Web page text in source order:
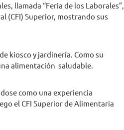
llamada “Feria de los Laborales”,
(CFI) Superior, mostrando sus
kiosco y jardinería. Como su
alimentación saludable.
como una experiencia
el CFI Superior de Alimentaria